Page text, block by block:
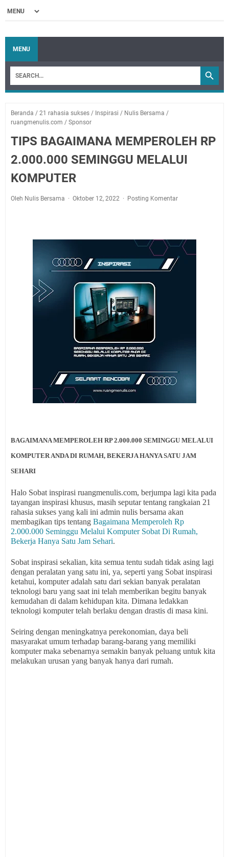
MENU
Beranda / 21 rahasia sukses / Inspirasi / Nulis Bersama /
ruangmenulis.com / Sponsor
TIPS BAGAIMANA MEMPEROLEH RP
2.000.000 SEMINGGU MELALUI
KOMPUTER
Oleh Nulis Bersama Oktober 12, 2022 Posting Komentar
BAGAIMANA MEMPEROLEH RP 2.000.000 SEMINGGU MELALUI
KOMPUTER ANDA DI RUMAH, BEKERJA HANYA SATU JAM
SEHARI
Halo Sobat inspirasi ruangmenulis.com, berjumpa lagi kita pada
tayangan inspirasi khusus, masih seputar tentang rangkaian 21
rahasia sukses yang kali ini admin nulis bersama akan
membagikan tips tentang Bagaimana Memperoleh Rp
2.000.000 Seminggu Melalui Komputer Sobat Di Rumah,
Bekerja Hanya Satu Jam Sehari.
Sobat inspirasi sekalian, kita semua tentu sudah tidak asing lagi
dengan peralatan yang satu ini, ya, seperti yang Sobat inspirasi
ketahui, komputer adalah satu dari sekian banyak peralatan
teknologi baru yang saat ini telah memberikan begitu banyak
kemudahan di dalam kehidupan kita. Dimana ledakkan
teknologi komputer telah berlaku dengan drastis di masa kini.
Seiring dengan meningkatnya perekonomian, daya beli
masyarakat umum terhadap barang-barang yang memiliki
komputer maka sebenarnya semakin banyak peluang untuk kita
melakukan urusan yang banyak hanya dari rumah.